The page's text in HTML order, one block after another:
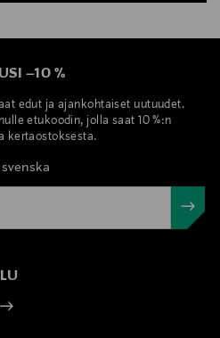
–10 %
edut ja ajankohtaiset uutuudet.
etukoodin, jolla saat 10 %:n
kertaostoksesta.
svenska